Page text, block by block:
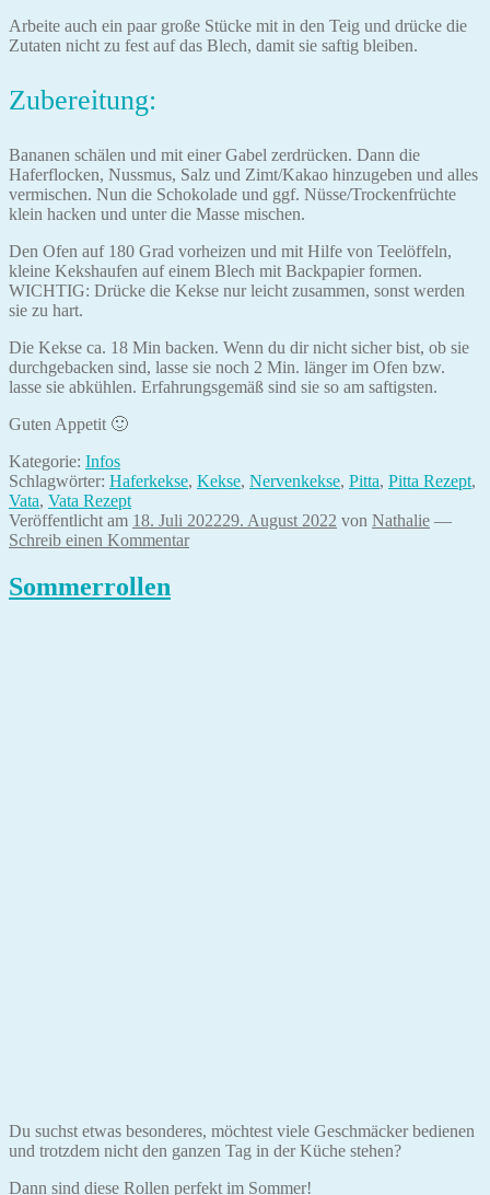
Arbeite auch ein paar große Stücke mit in den Teig und drücke die
Zutaten nicht zu fest auf das Blech, damit sie saftig bleiben.
Zubereitung:
Bananen schälen und mit einer Gabel zerdrücken. Dann die
Haferflocken, Nussmus, Salz und Zimt/Kakao hinzugeben und alles
vermischen. Nun die Schokolade und ggf. Nüsse/Trockenfrüchte
klein hacken und unter die Masse mischen.
Den Ofen auf 180 Grad vorheizen und mit Hilfe von Teelöffeln,
kleine Kekshaufen auf einem Blech mit Backpapier formen.
WICHTIG: Drücke die Kekse nur leicht zusammen, sonst werden
sie zu hart.
Die Kekse ca. 18 Min backen. Wenn du dir nicht sicher bist, ob sie
durchgebacken sind, lasse sie noch 2 Min. länger im Ofen bzw.
lasse sie abkühlen. Erfahrungsgemäß sind sie so am saftigsten.
Guten Appetit 🙂
Kategorie: Infos
Schlagwörter: Haferkekse, Kekse, Nervenkekse, Pitta, Pitta Rezept,
Vata, Vata Rezept
Veröffentlicht am 18. Juli 202229. August 2022 von Nathalie —
Schreib einen Kommentar
Sommerrollen
Du suchst etwas besonderes, möchtest viele Geschmäcker bedienen
und trotzdem nicht den ganzen Tag in der Küche stehen?
Dann sind diese Rollen perfekt im Sommer!